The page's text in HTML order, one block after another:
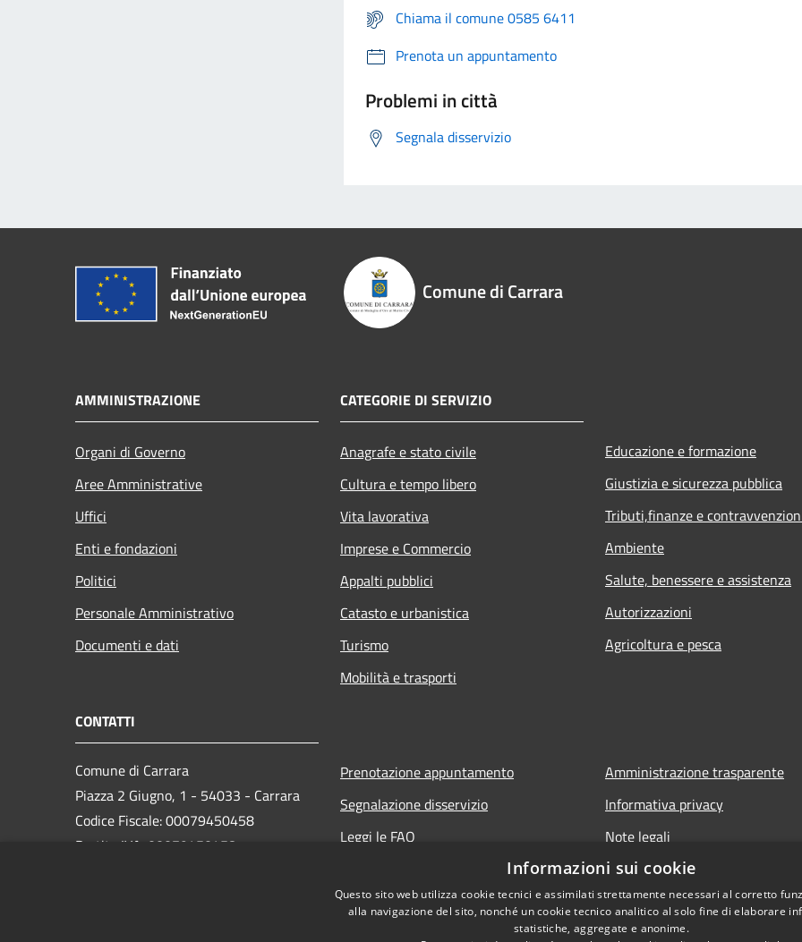
Chiama il comune 0585 6411
Prenota un appuntamento
Problemi in città
Segnala disservizio
Comune di Carrara
AMMINISTRAZIONE
Organi di Governo
Aree Amministrative
Uffici
Enti e fondazioni
Politici
Personale Amministrativo
Documenti e dati
CATEGORIE DI SERVIZIO
Anagrafe e stato civile
Cultura e tempo libero
Vita lavorativa
Imprese e Commercio
Appalti pubblici
Catasto e urbanistica
Turismo
Mobilità e trasporti
Educazione e formazione
Giustizia e sicurezza pubblica
Tributi,finanze e
Ambiente
Salute, benessere e assistenza
Autorizzazioni
Agricoltura e pesca
CONTATTI
Comune di Carrara
Piazza 2 Giugno, 1 - 54033 - Carrara
Codice Fiscale: 00079450458
Partita IVA: 00079450458
Prenotazione appuntamento
Segnalazione disservizio
Leggi le FAQ
Amministrazione trasparente
Informativa privacy
Note legali
Dichiarazione di accessibilità
Informazioni sui cookie
Questo sito web utilizza cookie tecnici e assimilati strettamente necessari al corretto
alla navigazione del sito, nonché un cookie tecnico analitico al solo fine di elaborare
statistiche, aggregate e anonime.